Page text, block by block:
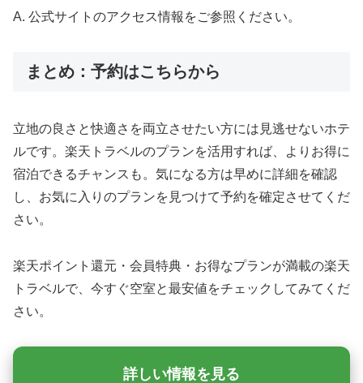
A. 公式サイトのアクセス情報をご参照ください。
まとめ：予約はこちらから
立地の良さと快適さを両立させたい方には見逃せないホテ
ルです。楽天トラベルのプランを活用すれば、よりお得に
宿泊できるチャンスも。気になる方は早めに詳細を確認
し、お気に入りのプランを見つけて予約を確定させてくだ
さい。
楽天ポイント還元・会員特典・お得なプランが満載の楽天
トラベルで、今すぐ空室と最安値をチェックしてみてくだ
さい。
詳しい情報を見る